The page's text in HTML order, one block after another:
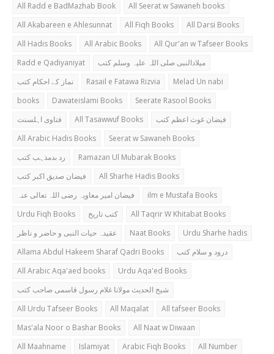
All Radd e BadMazhab Book
All Seerat w Sawaneh books
All Akabareen e Ahlesunnat
All Fiqh Books
All Darsi Books
All Hadis Books
All Arabic Books
All Qur'an w Tafseer Books
Radd e Qadiyaniyat
میلادالنبی صلی اللہ علیہ وسلم کتب
نماز کے احکام کتب
Rasail e Fatawa Rizvia
Melad Un nabi
books
Dawateislami Books
Seerate Rasool Books
فتاوی اہلسنت
All Tasawwuf Books
فیضان غوث اعظم کتب
All Arabic Hadis Books
Seerat w Sawaneh Books
رد بدمذہب کتب
Ramazan Ul Mubarak Books
فیضان صدیق اکبر کتب
All Sharhe Hadis Books
فیضان امیر معاویہ رضی اللہ تعالی عنہ
ilm e Mustafa Books
Urdu Fiqh Books
کتب تاریخ
All Taqrir W Khitabat Books
عقیدہ حیات النبی و حاضر و ناظر
Naat Books
Urdu Sharhe hadis
Allama Abdul Hakeem Sharaf Qadri Books
درود و سلام کتب
All Arabic Aqa'aed books
Urdu Aqa'ed Books
شیخ الحدیث مولانا غلام رسول قاسمی صاحب کتب
All Urdu Tafseer Books
All Maqalat
All tafseer Books
Mas'ala Noor o Bashar Books
All Naat w Diwaan
All Maahname
Islamiyat Arabic Fiqh Books
All Number